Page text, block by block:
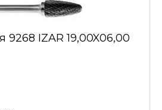
9268 IZAR 19,00X06,00